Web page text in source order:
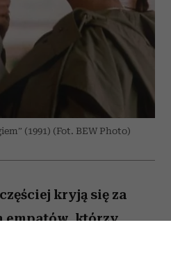
(1991) (Fot. BEW Photo)
kryją się za
empatów, którzy